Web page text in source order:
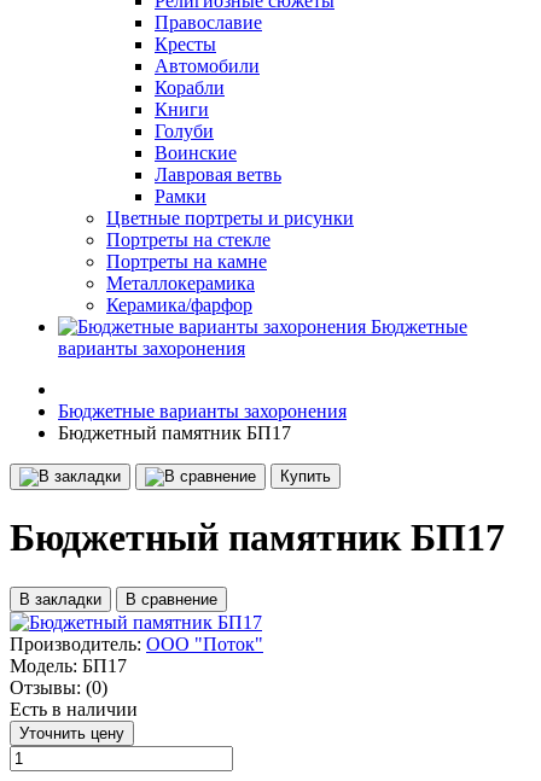
Православие
Кресты
Автомобили
Корабли
Книги
Голуби
Воинские
Лавровая ветвь
Рамки
Цветные портреты и рисунки
Портреты на стекле
Портреты на камне
Металлокерамика
Керамика/фарфор
Бюджетные
варианты захоронения
Бюджетные варианты захоронения
Бюджетный памятник БП17
Купить
Бюджетный памятник БП17
В закладки В сравнение
Производитель: ООО "Поток"
Модель: БП17
Отзывы: (0)
Есть в наличии
Уточнить цену